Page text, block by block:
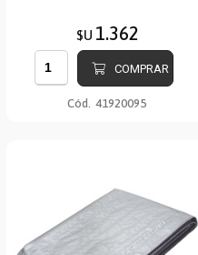
$U 1.362
COMPRAR
Cód. 41920095